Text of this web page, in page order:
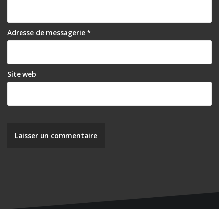
a
r
i
c
l
Adresse de messagerie *
Site web